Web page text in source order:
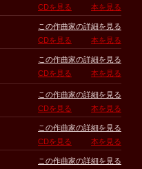
CDを見る
本を見る
この作曲家の詳細を見る
CDを見る
本を見る
この作曲家の詳細を見る
CDを見る
本を見る
この作曲家の詳細を見る
CDを見る
本を見る
この作曲家の詳細を見る
CDを見る
本を見る
この作曲家の詳細を見る